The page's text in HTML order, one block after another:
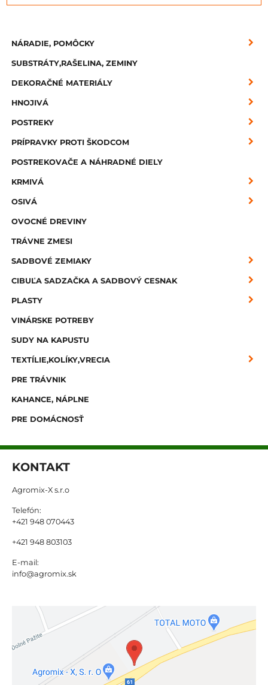
NÁRADIE, POMÔCKY
SUBSTRÁTY,RAŠELINA, ZEMINY
DEKORAČNÉ MATERIÁLY
HNOJIVÁ
POSTREKY
PRÍPRAVKY PROTI ŠKODCOM
POSTREKOVAČE A NÁHRADNÉ DIELY
KRMIVÁ
OSIVÁ
OVOCNÉ DREVINY
TRÁVNE ZMESI
SADBOVÉ ZEMIAKY
CIBUĽA SADZAČKA A SADBOVÝ CESNAK
PLASTY
VINÁRSKE POTREBY
SUDY NA KAPUSTU
TEXTÍLIE,KOLÍKY,VRECIA
PRE TRÁVNIK
KAHANCE, NÁPLNE
PRE DOMÁCNOSŤ
KONTAKT
Agromix-X s.r.o
Telefón:
+421 948 070443
+421 948 803103
E-mail:
info@agromix.sk